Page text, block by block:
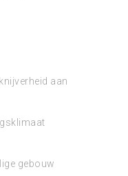
aan
gebouw